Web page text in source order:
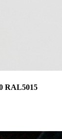
RAL5015